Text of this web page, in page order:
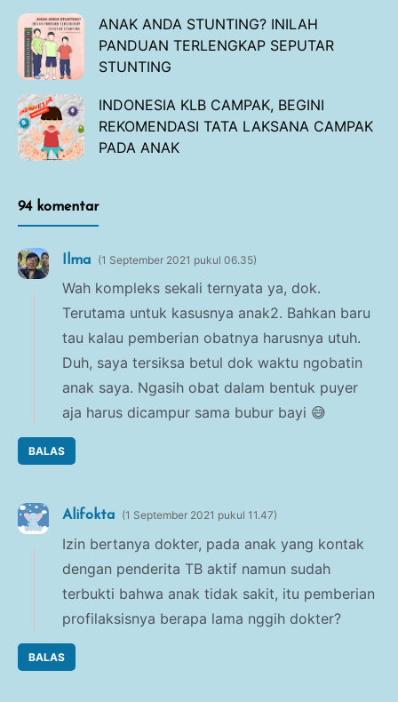
ANAK ANDA STUNTING? INILAH
PANDUAN TERLENGKAP SEPUTAR
STUNTING
INDONESIA KLB CAMPAK, BEGINI
REKOMENDASI TATA LAKSANA CAMPAK
PADA ANAK
94 komentar
Ilma 1 September 2021 pukul 06.35
Wah kompleks sekali ternyata ya, dok.
Terutama untuk kasusnya anak2. Bahkan baru
tau kalau pemberian obatnya harusnya utuh.
Duh, saya tersiksa betul dok waktu ngobatin
anak saya. Ngasih obat dalam bentuk puyer
aja harus dicampur sama bubur bayi 😅
BALAS
Alifokta 1 September 2021 pukul 11.47
Izin bertanya dokter, pada anak yang kontak
dengan penderita TB aktif namun sudah
terbukti bahwa anak tidak sakit, itu pemberian
profilaksisnya berapa lama nggih dokter?
BALAS